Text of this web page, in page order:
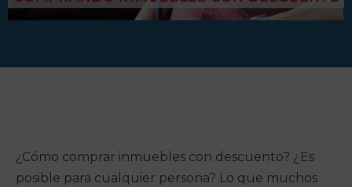
¿Cómo comprar inmuebles con descuento? ¿Es
posible para cualquier persona? Lo que muchos